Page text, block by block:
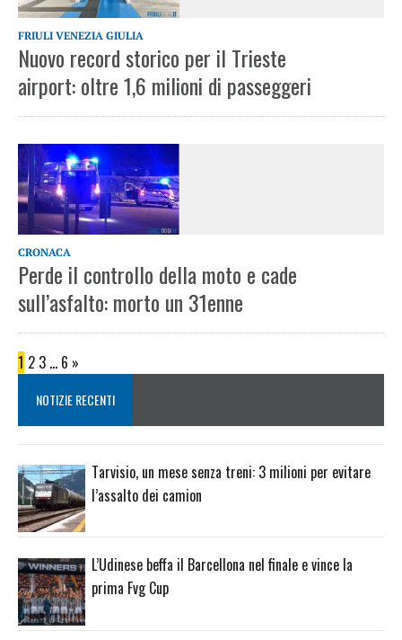
FRIULI VENEZIA GIULIA
Nuovo record storico per il Trieste
airport: oltre 1,6 milioni di passeggeri
CRONACA
Perde il controllo della moto e cade
sull’asfalto: morto un 31enne
1 2 3 … 6 »
NOTIZIE RECENTI
Tarvisio, un mese senza treni: 3 milioni per evitare
l’assalto dei camion
L’Udinese beffa il Barcellona nel finale e vince la
prima Fvg Cup